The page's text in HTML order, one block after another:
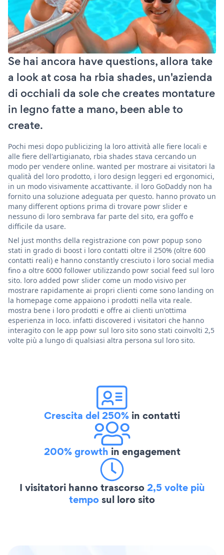
Se hai ancora have questions, allora take
a look at cosa ha rbia shades, un'azienda
di occhiali da sole che creates montature
in legno fatte a mano, been able to
create.
Pochi mesi dopo publicizing la loro attività alle fiere locali e
alle fiere dell'artigianato, rbia shades stava cercando un
modo per vendere online. wanted per mostrare ai visitatori la
qualità del loro prodotto, i loro design leggeri ed ergonomici,
in un modo visivamente accattivante. il loro GoDaddy non ha
fornito una soluzione adeguata per questo. hanno provato un
many different options prima di trovare powr slider e
nessuno di loro sembrava far parte del sito, era goffo e
difficile da usare.
Nel just months della registrazione con powr popup sono
stati in grado di boost i loro contatti oltre il 250% (oltre 600
contatti reali) e hanno constantly cresciuto i loro social media
fino a oltre 6000 follower utilizzando powr social feed sul loro
sito. loro added powr slider come un modo visivo per
mostrare rapidamente ai propri clienti come sono landing on
la homepage come appaiono i prodotti nella vita reale.
mostra bene i loro prodotti e offre ai clienti un'ottima
esperienza in loco. infatti discovered i visitatori che hanno
interagito con le app powr sul loro sito sono stati coinvolti 2,5
volte più a lungo di qualsiasi altra persona sul loro sito.
Crescita del 250% in contatti
200% growth in engagement
I visitatori hanno trascorso2,5 volte più
temposul loro sito